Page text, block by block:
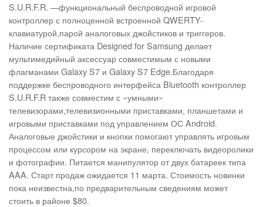
S.U.R.F.R. —функциональный беспроводной игровой
контроллер с полноценной встроенной QWERTY-
клавиатурой,парой аналоговых джойстиков и триггеров.
Наличие сертификата Designed for Samsung делает
мультимедийный аксессуар совместимым с новыми
флагманами Galaxy S7 и Galaxy S7 Edge.Благодаря
поддержке беспроводного интерфейса Bluetooth контроллер
S.U.R.F.R также совместим с «умными»
телевизорами,телевизионными приставками, планшетами и
игровыми приставками под управлением ОС Android.
Аналоговые джойстики и кнопки помогают управлять игровым
процессом или курсором на экране, переключать видеоролики
и фотографии. Питается манипулятор от двух батареек типа
AAA. Старт продаж ожидается 11 марта. Стоимость новинки
пока неизвестна,по предварительным сведениям может
стоить в районе $80.